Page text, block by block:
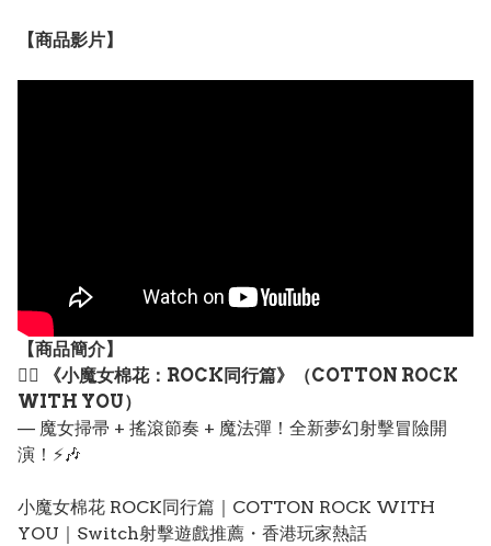
【商品影片】
【商品簡介】
🧙‍♀️
《小魔女棉花：ROCK同行篇》（COTTON ROCK
WITH YOU）
— 魔女掃帚 + 搖滾節奏 + 魔法彈！全新夢幻射擊冒險開
演！⚡🎶
小魔女棉花 ROCK同行篇｜COTTON ROCK WITH
YOU｜Switch射擊遊戲推薦・香港玩家熱話